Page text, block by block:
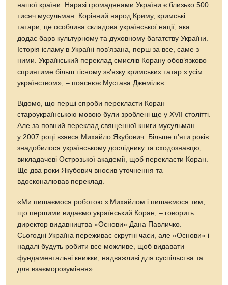
нашої країни. Наразі громадянами України є близько 500
тисяч мусульман. Корінний народ Криму, кримські
татари, це особлива складова української нації, яка
додає барв культурному та духовному багатству України.
Історія ісламу в Україні пов’язана, перш за все, саме з
ними. Український переклад смислів Корану обов’язково
сприятиме більш тісному зв’язку кримських татар з усім
українством», – пояснює Мустава Джемілєв.
Відомо, що перші спроби перекласти Коран
староукраїнською мовою були зроблені ще у ХVІІ столітті.
Але за повний переклад священної книги мусульман
у 2007 році взявся Михайло Якубович. Більше п’яти років
знадобилося українському досліднику та сходознавцю,
викладачеві Острозької академії, щоб перекласти Коран.
Ще два роки Якубович вносив уточнення та
вдосконалював переклад.
«Ми пишаємося роботою з Михайлом і пишаємося тим,
що першими видаємо український Коран, – говорить
директор видавництва «Основи» Дана Павличко. –
Сьогодні Україна переживає скрутні часи, але «Основи» і
надалі будуть робити все можливе, щоб видавати
фундаментальні книжки, надважливі для суспільства та
для взаєморозуміння».